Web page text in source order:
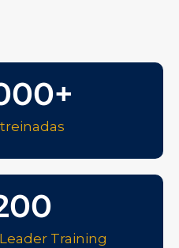
+
Training